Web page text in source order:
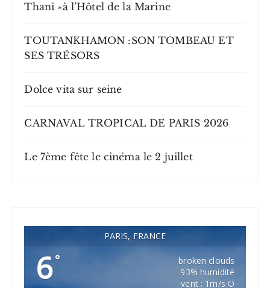
Thani »à l’Hôtel de la Marine
TOUTANKHAMON :SON TOMBEAU ET
SES TRÉSORS
Dolce vita sur seine
CARNAVAL TROPICAL DE PARIS 2026
Le 7ème fête le cinéma le 2 juillet
PARIS, FRANCE
6°
broken clouds
93% humidité
vent : 1m/s O